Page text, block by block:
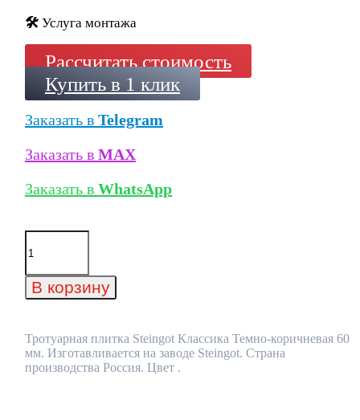
🛠️ Услуга монтажа
Рассчитать стоимость
Купить в 1 клик
Заказать в Telegram
Заказать в MAX
Заказать в WhatsApp
Количество
товара
плитка
Steingot
коричневая
60
мм
В корзину
Тротуарная плитка Steingot Классика Темно-коричневая 60
мм. Изготавливается на заводе Steingot. Страна
производства Россия. Цвет .